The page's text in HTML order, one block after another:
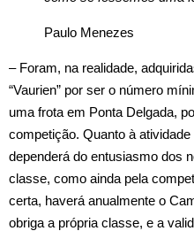
Paulo Menezes
– Foram, na realidade,
“Vaurien” por ser o número
uma frota em Ponta Delgada,
competição. Quanto à
dependerá do entusiasmo dos
classe, como ainda pela
certa, haverá anualmente o
obriga a própria classe, e a